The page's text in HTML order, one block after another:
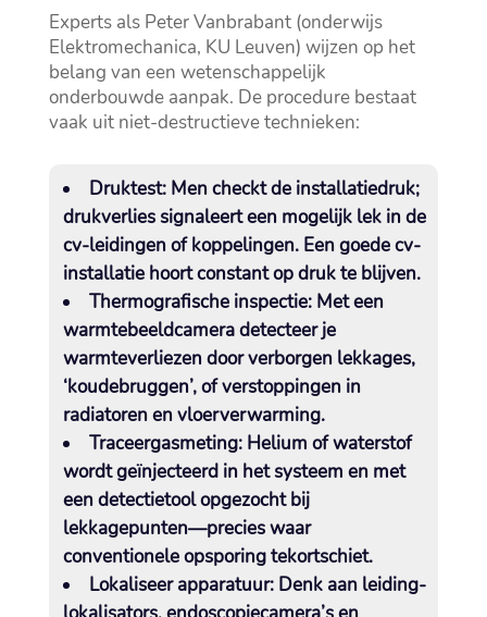
Experts als Peter Vanbrabant (onderwijs
Elektromechanica, KU Leuven) wijzen op het
belang van een wetenschappelijk
onderbouwde aanpak.​ De procedure bestaat
vaak uit niet-destructieve technieken:
Druktest:Men checkt de installatiedruk;
drukverlies signaleert een mogelijk lek in de
cv-leidingen of koppelingen.​ Een goede cv-
installatie hoort constant op druk te blijven.​
Thermografische inspectie:Met een
warmtebeeldcamera detecteer je
warmteverliezen door verborgen lekkages,
‘koudebruggen’, of verstoppingen in
radiatoren en vloerverwarming.​
Traceergasmeting:Helium of waterstof
wordt geïnjecteerd in het systeem en met
een detectietool opgezocht bij
lekkagepunten—precies waar
conventionele opsporing tekortschiet.​
Lokaliseer apparatuur:Denk aan leiding-